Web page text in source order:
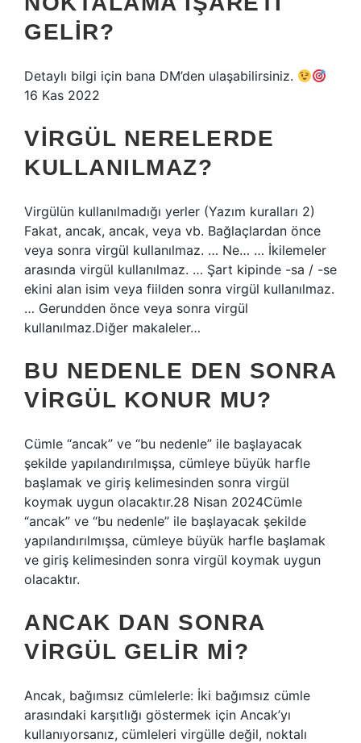
GELIR?
Detaylı bilgi için bana DM’den ulaşabilirsiniz.
16 Kas 2022
VIRGÜL NERELERDE
KULLANILMAZ?
Virgülün kullanılmadığı yerler (Yazım kuralları 2)
Fakat, ancak, ancak, veya vb. Bağlaçlardan önce
veya sonra virgül kullanılmaz. … Ne… … İkilemeler
arasında virgül kullanılmaz. … Şart kipinde -sa / -se
ekini alan isim veya fiilden sonra virgül kullanılmaz.
… Gerundden önce veya sonra virgül
kullanılmaz.Diğer makaleler…
BU NEDENLE DEN SONRA
VIRGÜL KONUR MU?
Cümle “ancak” ve “bu nedenle” ile başlayacak
şekilde yapılandırılmışsa, cümleye büyük harfle
başlamak ve giriş kelimesinden sonra virgül
koymak uygun olacaktır.28 Nisan 2024Cümle
“ancak” ve “bu nedenle” ile başlayacak şekilde
yapılandırılmışsa, cümleye büyük harfle başlamak
ve giriş kelimesinden sonra virgül koymak uygun
olacaktır.
ANCAK DAN SONRA
VIRGÜL GELIR MI?
Ancak, bağımsız cümlelerle: İki bağımsız cümle
arasındaki karşıtlığı göstermek için Ancak’yı
kullanıyorsanız, cümleleri virgülle değil, noktalı